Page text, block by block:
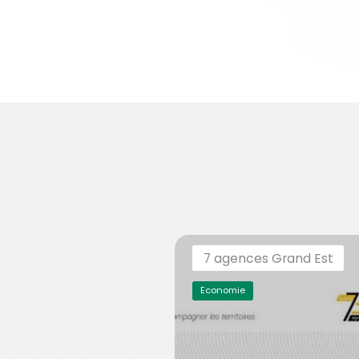
7 agences Grand Est
Economie